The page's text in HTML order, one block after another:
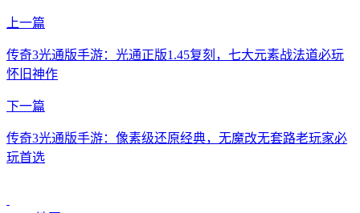
上一篇
传奇3光通版手游：光通正版1.45复刻，七大元素战法道必玩
怀旧神作
下一篇
传奇3光通版手游：像素级还原经典，无魔改无套路老玩家必
玩首选